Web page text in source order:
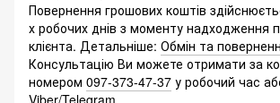
Повернення грошових коштів
х робочих днів з моменту надходження
клієнта. Детальніше: Обмін та
Консультацію Ви можете отримати за
номером 097-373-47-37 у робочий час
Viber/Telegram.